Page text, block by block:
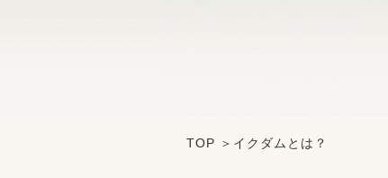
TOP イクダムとは？